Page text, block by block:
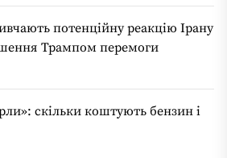
потенційну реакцію Ірану
Трампом перемоги
скільки коштують бензин і